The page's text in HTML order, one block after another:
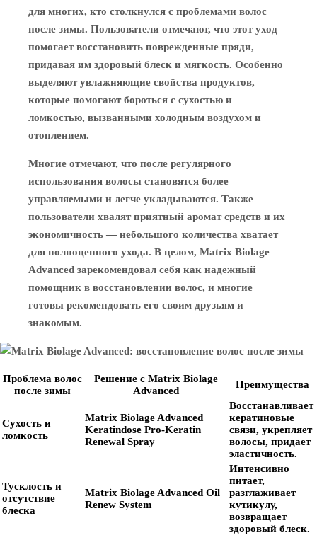
для многих, кто столкнулся с проблемами волос
после зимы. Пользователи отмечают, что этот уход
помогает восстановить поврежденные пряди,
придавая им здоровый блеск и мягкость. Особенно
выделяют увлажняющие свойства продуктов,
которые помогают бороться с сухостью и
ломкостью, вызванными холодным воздухом и
отоплением.
Многие отмечают, что после регулярного
использования волосы становятся более
управляемыми и легче укладываются. Также
пользователи хвалят приятный аромат средств и их
экономичность — небольшого количества хватает
для полноценного ухода. В целом, Matrix Biolage
Advanced зарекомендовал себя как надежный
помощник в восстановлении волос, и многие
готовы рекомендовать его своим друзьям и
знакомым.
Проблема волос
после зимы
Решение с Matrix Biolage
Advanced
Преимущества
Сухость и
ломкость
Matrix Biolage Advanced
Keratindose Pro-Keratin
Renewal Spray
Восстанавливает
кератиновые
связи, укрепляет
волосы, придает
эластичность.
Тусклость и
отсутствие
блеска
Matrix Biolage Advanced Oil
Renew System
Интенсивно
питает,
разглаживает
кутикулу,
возвращает
здоровый блеск.